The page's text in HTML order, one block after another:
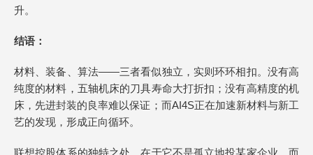
升。
结语：
材料、装备、算法——三者看似独立，实则环环相扣。没有高
纯度的材料，五轴机床的刀具寿命大打折扣；没有高精度的机
床，先进封装的良率难以保证；而AI4S正在加速新材料与新工
艺的发现，形成正向循环。
联想控股体系的独特之处，在于它不是孤立地投某家企业，而